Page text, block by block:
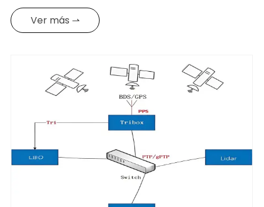
Ver más ⇀